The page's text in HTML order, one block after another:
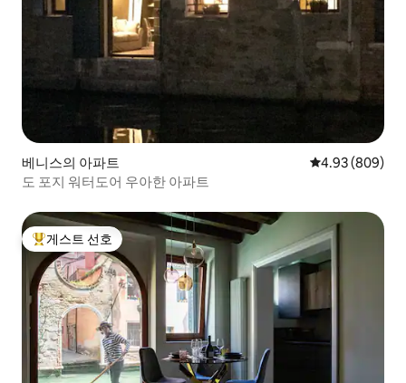
베니스의 아파트 평점 4.93점(5
4.93 (809)
도 포지 워터도어 우아한 아파트
상위 게스트 선호
게스트 선호